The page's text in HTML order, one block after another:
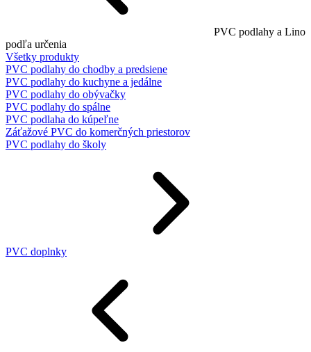
PVC podlahy a Lino
podľa určenia
Všetky produkty
PVC podlahy do chodby a predsiene
PVC podlahy do kuchyne a jedálne
PVC podlahy do obývačky
PVC podlahy do spálne
PVC podlaha do kúpeľne
Záťažové PVC do komerčných priestorov
PVC podlahy do školy
PVC doplnky